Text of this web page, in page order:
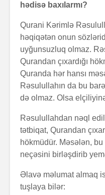
hədisə baxılarmı?
Qurani Kərimlə
həqiqətən onun
uyğunsuzluq olmaz.
Qurandan çıxardığı
Quranda hər hansı
Rəsulullahın da bu
də olmaz. Olsa
Rəsulullahdan nəql
tətbiqat, Qurandan
hökmüdür. Məsələn,
neçəsini birləşdirib
Əlavə məlumat almaq
tuşlaya bilər: